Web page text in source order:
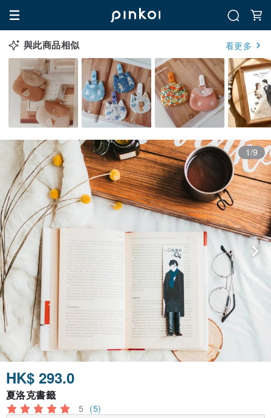
與此商品相似 看更多
1/9
HK$ 293.0
夏洛克書籤
5 (5)